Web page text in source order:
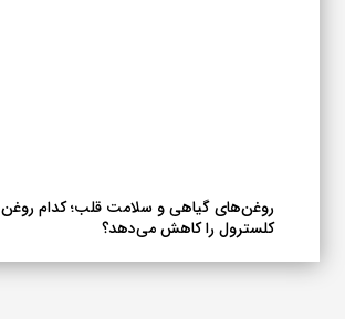
روغن‌های گیاهی و سلامت قلب؛ کدام روغن
کلسترول را کاهش می‌دهد؟